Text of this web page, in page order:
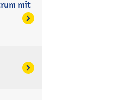
mit